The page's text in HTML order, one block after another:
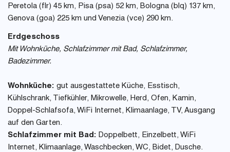
Peretola (flr) 45 km, Pisa (psa) 52 km, Bologna (blq) 137 km,
Genova (goa) 225 km und Venezia (vce) 290 km.
Erdgeschoss
Mit Wohnküche, Schlafzimmer mit Bad, Schlafzimmer,
Badezimmer.
Wohnküche: gut ausgestattete Küche, Esstisch,
Kühlschrank, Tiefkühler, Mikrowelle, Herd, Ofen, Kamin,
Doppel-Schlafsofa, WiFi Internet, Klimaanlage, TV, Ausgang
auf den Garten.
Schlafzimmer mit Bad: Doppelbett, Einzelbett, WiFi
Internet, Klimaanlage, Waschbecken, WC, Bidet, Dusche.